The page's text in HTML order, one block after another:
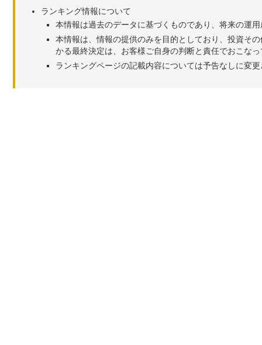
ランキング情報について
本情報は過去のデータに基づくものであり、将来の運
本情報は、情報の提供のみを目的としており、投資そ
かる最終決定は、お客様ご自身の判断と責任でおこな
ランキングページの記載内容については予告なしに変